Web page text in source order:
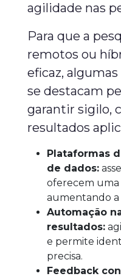
agilidade nas
Para que a
remotos ou
eficaz,
se destacam
garantir sigilo,
resultados
Plataformas
de dados:
oferecem uma
aumentando a
Automação
resultados:
e permite
precisa.
Feedback